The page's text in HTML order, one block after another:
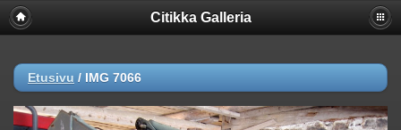
Citikka Galleria
Etusivu / IMG 7066